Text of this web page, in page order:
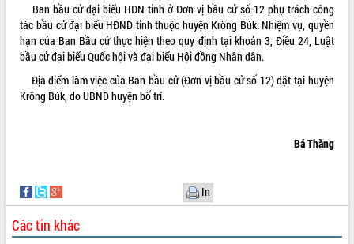
Ban bầu cử đại biểu HĐN tỉnh ở Đơn vị bầu cử số 12 phụ trách công
tác bầu cử đại biểu HĐND tỉnh thuộc huyện Krông Búk. Nhiệm vụ, quyền
hạn của Ban Bầu cử thực hiện theo quy định tại khoản 3, Điều 24, Luật
bầu cử đại biểu Quốc hội và đại biểu Hội đồng Nhân dân.
Địa điểm làm việc của Ban bầu cử (Đơn vị bầu cử số 12) đặt tại huyện
Krông Búk, do UBND huyện bố trí.
Bá Thăng
In
Các tin khác